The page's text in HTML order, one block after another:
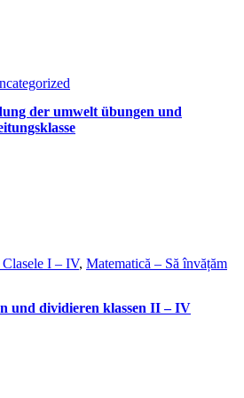
der umwelt übungen und
I – IV, Matematică – Să învățăm
und dividieren klassen II – IV